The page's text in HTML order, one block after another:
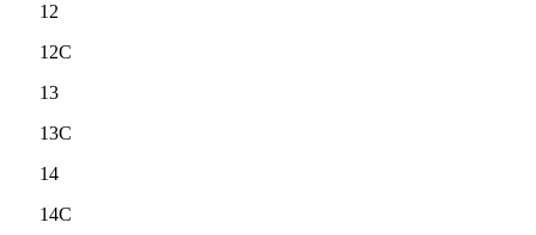
12
12C
13
13C
14
14C